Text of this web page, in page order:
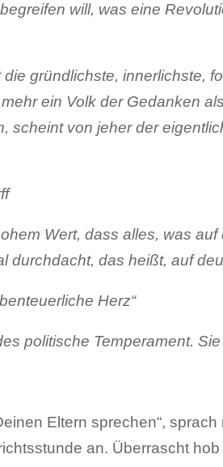
will, was eine
die gründlichste, innerlichste,
ein Volk der Gedanken
scheint von jeher der
Wert, dass alles, was
durchdacht, das heißt, auf
Herz“
politische Temperament.
Eltern sprechen“,
an. Überrascht